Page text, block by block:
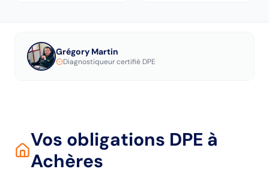
Grégory Martin
Diagnostiqueur certifié DPE
Vos obligations DPE à
Achères